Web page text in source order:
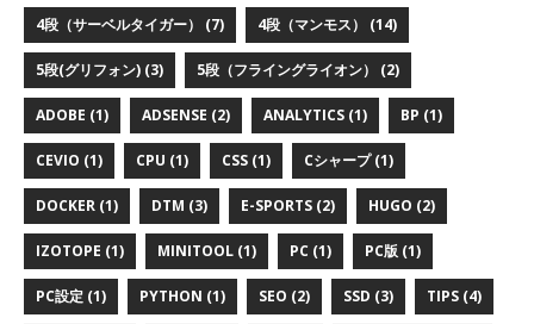
4段（サーベルタイガー） (7) 4段（マンモス） (14)
5段(グリフォン) (3) 5段（フライングライオン） (2)
ADOBE (1) ADSENSE (2) ANALYTICS (1) BP (1)
CEVIO (1) CPU (1) CSS (1) Cシャープ (1)
DOCKER (1) DTM (3) E-SPORTS (2) HUGO (2)
IZOTOPE (1) MINITOOL (1) PC (1) PC版 (1)
PC設定 (1) PYTHON (1) SEO (2) SSD (3) TIPS (4)